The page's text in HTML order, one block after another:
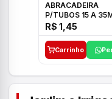
ABRACADEIRA
P/TUBOS 15 A
TIGRE
R$ 1,45
Carrinho